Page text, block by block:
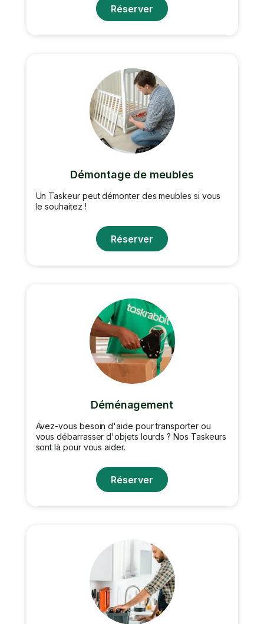
Réserver
Démontage de meubles
Un Taskeur peut démonter des meubles si vous
le souhaitez !
Réserver
Déménagement
Avez-vous besoin d'aide pour transporter ou
vous débarrasser d'objets lourds ? Nos Taskeurs
sont là pour vous aider.
Réserver